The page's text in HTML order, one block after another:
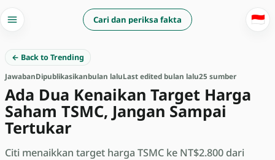
Cari dan periksa fakta 🇮🇩
← Back to Trending
JawabanDipublikasikanbulan laluLast edited bulan lalu25 sumber
Ada Dua Kenaikan Target Harga
Saham TSMC, Jangan Sampai
Tertukar
Citi menaikkan target harga TSMC ke NT$2.800 dari